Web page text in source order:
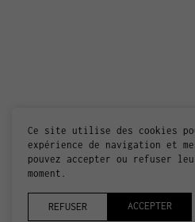
Ce site utilise des cookies
expérience de navigation et
pouvez accepter ou refuser
moment.
REFUSER ACCEPTER